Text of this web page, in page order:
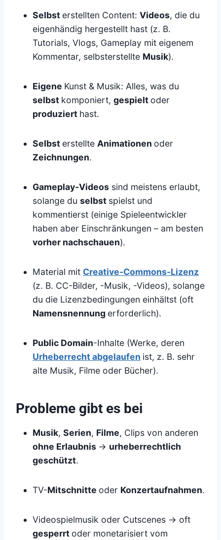
Selbst erstellten Content: Videos, die du
eigenhändig hergestellt hast (z. B.
Tutorials, Vlogs, Gameplay mit eigenem
Kommentar, selbsterstellte Musik).
Eigene Kunst & Musik: Alles, was du
selbst komponiert, gespielt oder
produziert hast.
Selbst erstellte Animationen oder
Zeichnungen.
Gameplay-Videos sind meistens erlaubt,
solange du selbst spielst und
kommentierst (einige Spieleentwickler
haben aber Einschränkungen – am besten
vorher nachschauen).
Material mit Creative-Commons-Lizenz
(z. B. CC-Bilder, -Musik, -Videos), solange
du die Lizenzbedingungen einhältst (oft
Namensnennung erforderlich).
Public Domain-Inhalte (Werke, deren
Urheberrecht abgelaufen ist, z. B. sehr
alte Musik, Filme oder Bücher).
Probleme gibt es bei
Musik, Serien, Filme, Clips von anderen
ohne Erlaubnis → urheberrechtlich
geschützt.
TV-Mitschnitte oder Konzertaufnahmen.
Videospielmusik oder Cutscenes → oft
gesperrt oder monetarisiert vom